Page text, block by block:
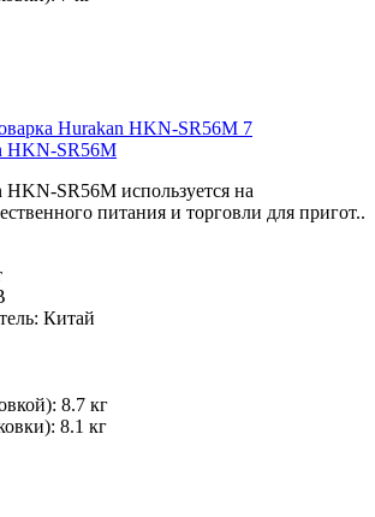
HKN-SR56M
HKN-SR56M используется на
питания и торговли для пригот..
Китай
8.7 кг
8.1 кг